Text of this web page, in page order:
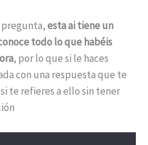
pregunta,esta ai tiene un
todo lo que habéis
, por lo que si le haces
con una respuesta que te
te refieres a ello sin tener